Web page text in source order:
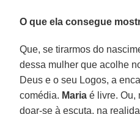
O que ela consegue
Que, se tirarmos do
dessa mulher que acolhe
Deus e o seu Logos, a
comédia. Maria é livre. Ou,
doar-se à escuta, na